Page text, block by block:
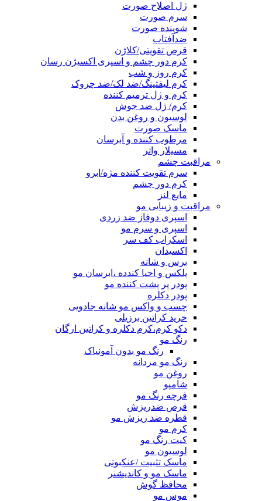
ژل اصلاح صورت
سرم صورت
شوینده صورت
ضدآفتاب
قرص تقویتی/کلاژن
کرم دور چشم و اسپری اکسیژن رسان
کرم روز و شب
کرم لیفتینگ/ضد لک/ضد چروک
کرم و ژل ترمیم کننده
کرم/ ژل ضد جوش
لوسیون و روغن بدن
ماسک صورت
مرطوب کننده و آبرسان
مسیلار واتر
مراقبت چشم
سرم تقویت کننده مژه/ابرو
کرم دور چشم
مایع لنز
مراقبت و زیبایی مو
اسپری دوفاز ضد زردی
اسپری و سرم مو
اسکراب کف سر
اکسیدان
برس و شانه
پلکس و احیا کندده ،ابرسان مو
پودر پر پشت کننده مو
پودر دکلره
چسب و واکس مو شانه جادویی
خرید کراتین برزیلی
دکو کرم،کرم دکلره و کراتین ارگان
رنگ مو
رنگ مو بدون آمونیاک
رنگ مو مردانه
روغن مو
شامپو
فرچه رنگ مو
قرص ضدریزش
قطره ضد ریزش مو
کرم مو
کیت رنگ مو
لوسیون مو
ماسک تثبیت /عنکبوتی
ماسک مو و کاندیشنر
محافظ گوش
موس مو